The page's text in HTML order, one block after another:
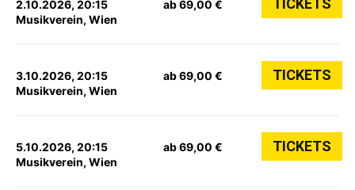
2.10.2026, 20:15
Musikverein, Wien
ab 69,00 € TICKETS
3.10.2026, 20:15
Musikverein, Wien
ab 69,00 € TICKETS
5.10.2026, 20:15
Musikverein, Wien
ab 69,00 € TICKETS